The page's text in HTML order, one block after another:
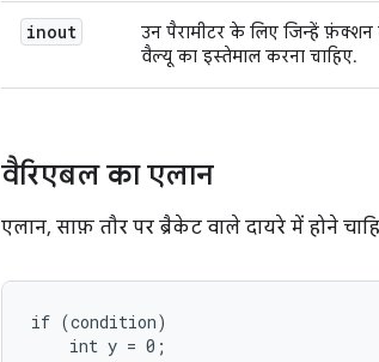
inout
उन पैरामीटर के लिए जिन्हें फ़ंक्शन
वैल्यू का इस्तेमाल करना चाहिए.
वैरिएबल का एलान
एलान, साफ़ तौर पर ब्रैकेट वाले दायरे में होने
if (condition)